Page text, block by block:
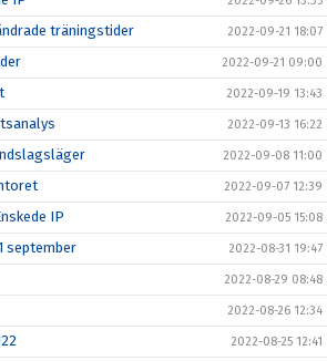
träningstider 2022-09-21 18:07
2022-09-21 09:00
2022-09-19 13:43
2022-09-13 16:22
2022-09-08 11:00
2022-09-07 12:39
IP 2022-09-05 15:08
september 2022-08-31 19:47
2022-08-29 08:48
2022-08-26 12:34
2022-08-25 12:41